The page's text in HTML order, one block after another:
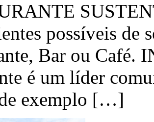
possíveis de
Bar ou Café.
é um líder
exemplo […]